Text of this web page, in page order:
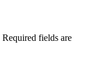
Required fields are